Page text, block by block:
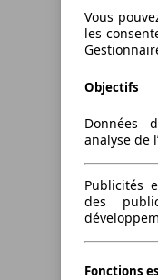
Vous
les
Objectifs
Données
analyse de
Publicités
des
Fonctions